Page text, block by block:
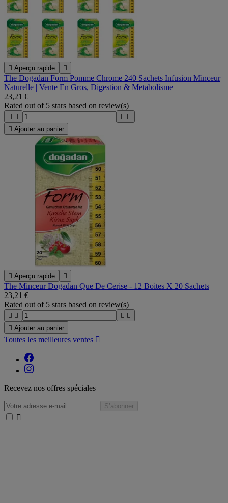
 Aperçu rapide 
The Dogadan Form Pomme Chrome 240 Sachets Infusion Minceur
Naturelle | Vente En Gros, Digestion & Metabolisme
23,21 €
Rated out of 5 stars based on review(s)
   
 Ajouter au panier
 Aperçu rapide 
The Minceur Dogadan Que De Cerise - 12 Boites X 20 Sachets
23,21 €
Rated out of 5 stars based on review(s)
   
 Ajouter au panier
Toutes les meilleures ventes 
Recevez nos offres spéciales
